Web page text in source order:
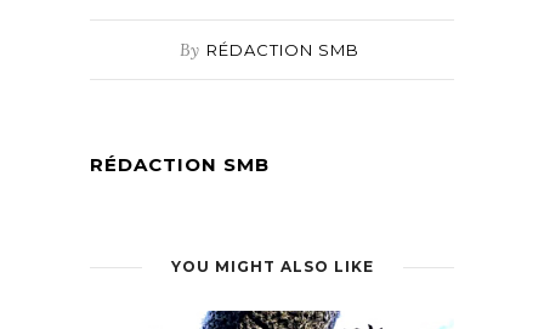
By RÉDACTION SMB
RÉDACTION SMB
YOU MIGHT ALSO LIKE